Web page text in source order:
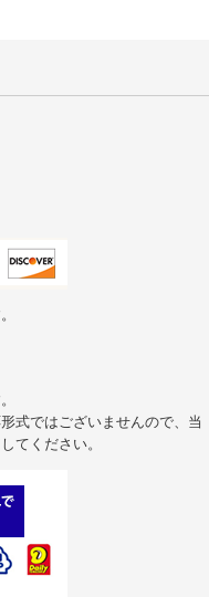
式ではございませんので、当
てください。